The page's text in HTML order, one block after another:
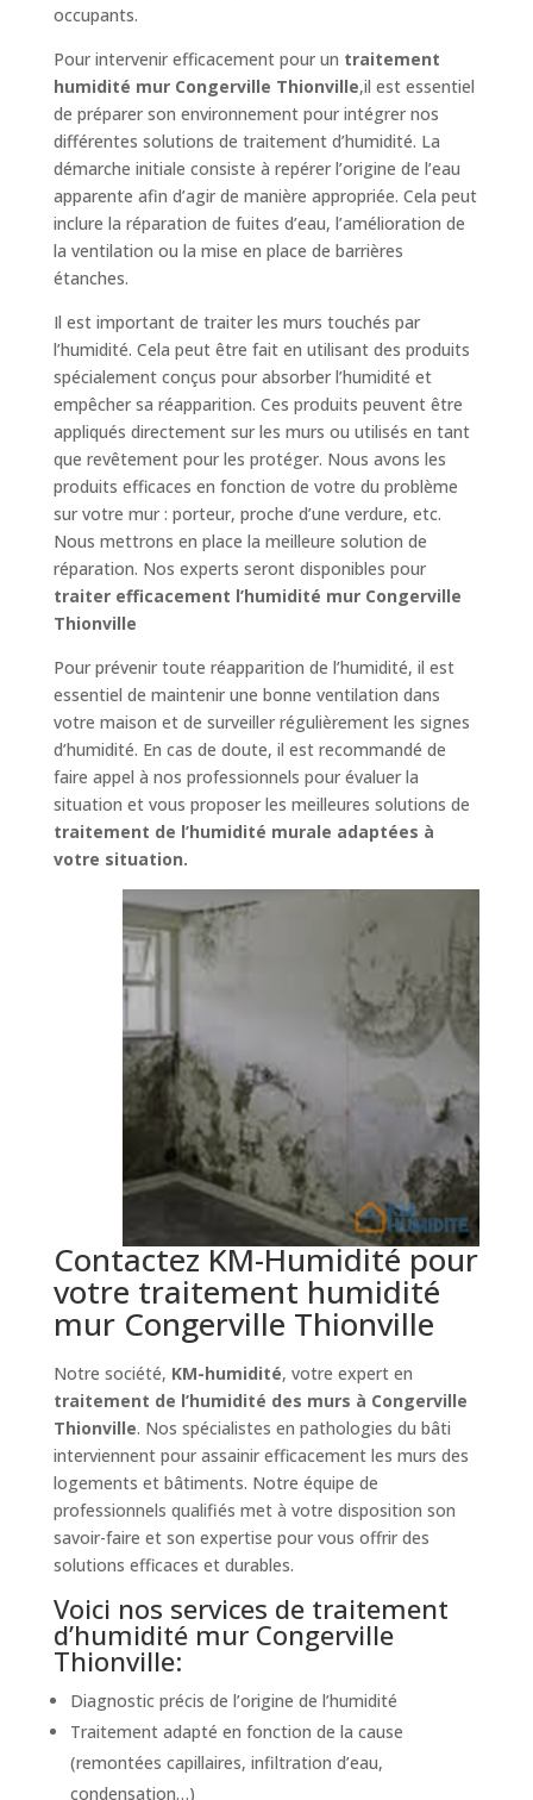
occupants.
Pour intervenir efficacement pour un traitement
humidité mur Congerville Thionville,il est essentiel
de préparer son environnement pour intégrer nos
différentes solutions de traitement d’humidité. La
démarche initiale consiste à repérer l’origine de l’eau
apparente afin d’agir de manière appropriée. Cela peut
inclure la réparation de fuites d’eau, l’amélioration de
la ventilation ou la mise en place de barrières
étanches.
Il est important de traiter les murs touchés par
l’humidité. Cela peut être fait en utilisant des produits
spécialement conçus pour absorber l’humidité et
empêcher sa réapparition. Ces produits peuvent être
appliqués directement sur les murs ou utilisés en tant
que revêtement pour les protéger. Nous avons les
produits efficaces en fonction de votre du problème
sur votre mur : porteur, proche d’une verdure, etc.
Nous mettrons en place la meilleure solution de
réparation. Nos experts seront disponibles pour
traiter efficacement l’humidité mur Congerville
Thionville
Pour prévenir toute réapparition de l’humidité, il est
essentiel de maintenir une bonne ventilation dans
votre maison et de surveiller régulièrement les signes
d’humidité. En cas de doute, il est recommandé de
faire appel à nos professionnels pour évaluer la
situation et vous proposer les meilleures solutions de
traitement de l’humidité murale adaptées à
votre situation.
Contactez KM-Humidité pour
votre traitement humidité
mur Congerville Thionville
Notre société, KM-humidité, votre expert en
traitement de l’humidité des murs à Congerville
Thionville. Nos spécialistes en pathologies du bâti
interviennent pour assainir efficacement les murs des
logements et bâtiments. Notre équipe de
professionnels qualifiés met à votre disposition son
savoir-faire et son expertise pour vous offrir des
solutions efficaces et durables.
Voici nos services de traitement
d’humidité mur Congerville
Thionville:
Diagnostic précis de l’origine de l’humidité
Traitement adapté en fonction de la cause
(remontées capillaires, infiltration d’eau,
condensation…)